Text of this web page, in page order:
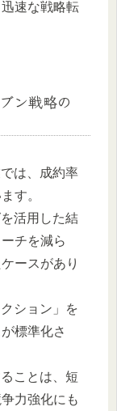
速な戦略転
ン戦略の
は、成約率
す。
活用した結
チを減ら
ースがあり
ション」を
標準化さ
ことは、短
力強化にも